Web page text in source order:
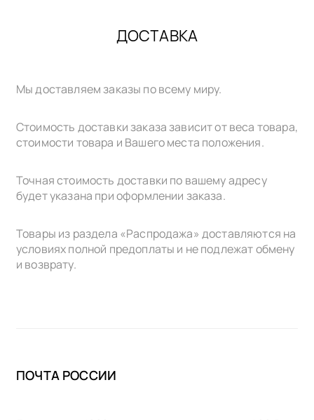
ДОСТАВКА
Мы доставляем заказы по всему миру.
Стоимость доставки заказа зависит от веса товара,
стоимости товара и Вашего места положения.
Точная стоимость доставки по вашему адресу
будет указана при оформлении заказа.
Товары из раздела «Распродажа» доставляются на
условиях полной предоплаты и не подлежат обмену
и возврату.
ПОЧТА РОССИИ